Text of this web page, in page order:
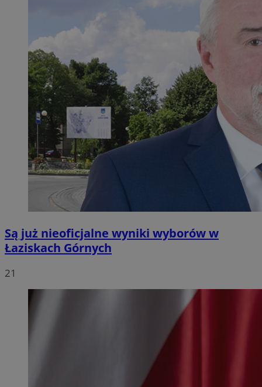
Są już nieoficjalne wyniki wyborów w
Łaziskach Górnych
21